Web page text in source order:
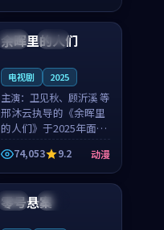
同构筑了影片基调。山
下凉太、沈知韵用细腻
的表演撑起整部犯罪
泰国 完结
余晖里的人们
电视剧 2025
主演： 卫见秋、顾沂溪 等
邢沐云执导的《余晖里
的人们》于2025年面
世，泰国的城市气质与
小镇生活的人物心境共
同构筑了影片基调。卫
见秋、顾沂溪用细腻的
表演撑起整部动漫电
74,053 9.2 动漫
泰国 高分
零号悬案